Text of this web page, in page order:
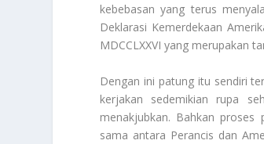
kebebasan yang terus
Deklarasi Kemerdekaan
MDCCLXXVI yang merupakan
Dengan ini patung itu sendiri
kerjakan sedemikian rupa
menakjubkan. Bahkan
sama antara Perancis dan